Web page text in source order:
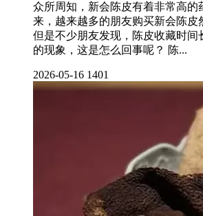
众所周知，新会陈皮有着非常高的
来，越来越多的朋友购买新会陈皮
但是不少朋友发现，陈皮收藏时间
的现象，这是怎么回事呢？ 陈...
2026-05-16 1401